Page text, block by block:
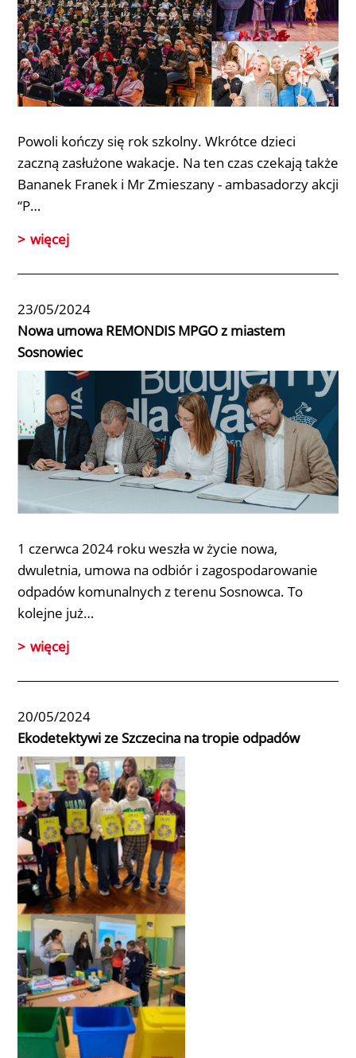
Powoli kończy się rok szkolny. Wkrótce dzieci
zaczną zasłużone wakacje. Na ten czas czekają także
Bananek Franek i Mr Zmieszany - ambasadorzy akcji
“P…
więcej
23/05/2024
Nowa umowa REMONDIS MPGO z miastem
Sosnowiec
1 czerwca 2024 roku weszła w życie nowa,
dwuletnia, umowa na odbiór i zagospodarowanie
odpadów komunalnych z terenu Sosnowca. To
kolejne już…
więcej
20/05/2024
Ekodetektywi ze Szczecina na tropie odpadów